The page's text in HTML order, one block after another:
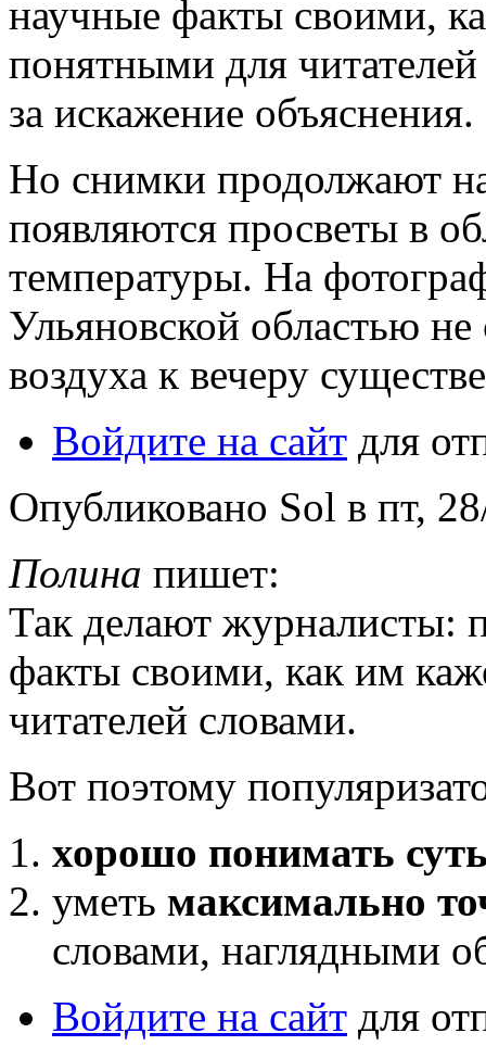
научные факты своими,
понятными для
за искажение объяснения.
Но снимки продолжают
появляются просветы в
температуры. На
Ульяновской областью
воздуха к вечеру
Войдите на сайт для
Опубликовано Sol в пт,
Полина пишет:
Так делают журналисты:
факты своими, как им
читателей словами.
Вот поэтому
хорошо понимать
уметь максимально
словами, наглядными
Войдите на сайт для